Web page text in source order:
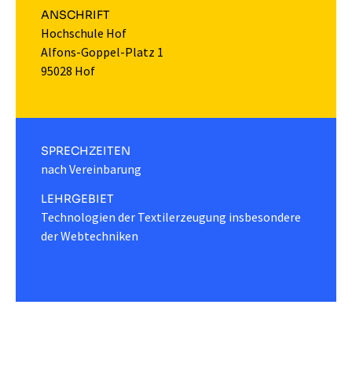
ANSCHRIFT
Hochschule Hof
Alfons-Goppel-Platz 1
95028 Hof
SPRECHZEITEN
nach Vereinbarung
LEHRGEBIET
Technologien der Textilerzeugung insbesondere
der Webtechniken